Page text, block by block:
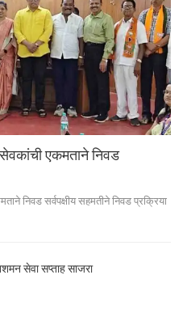
एकमताने निवड
निवड सर्वपक्षीय सहमतीने निवड प्रक्रिया
सेवा सप्ताह साजरा